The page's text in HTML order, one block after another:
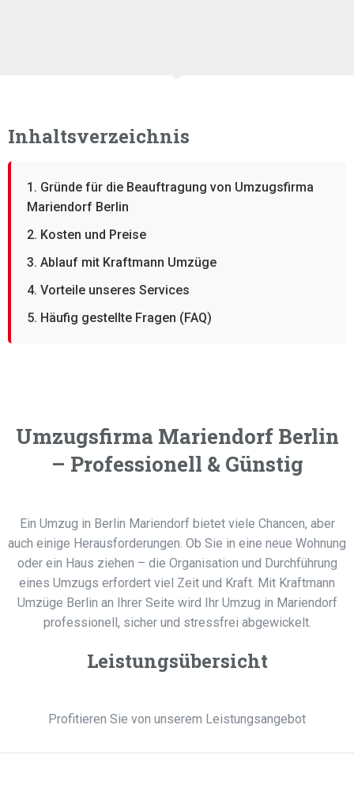
Inhaltsverzeichnis
1. Gründe für die Beauftragung von Umzugsfirma
Mariendorf Berlin
2. Kosten und Preise
3. Ablauf mit Kraftmann Umzüge
4. Vorteile unseres Services
5. Häufig gestellte Fragen (FAQ)
Umzugsfirma Mariendorf Berlin
– Professionell & Günstig
Ein Umzug in Berlin Mariendorf bietet viele Chancen, aber
auch einige Herausforderungen. Ob Sie in eine neue Wohnung
oder ein Haus ziehen – die Organisation und Durchführung
eines Umzugs erfordert viel Zeit und Kraft. Mit Kraftmann
Umzüge Berlin an Ihrer Seite wird Ihr Umzug in Mariendorf
professionell, sicher und stressfrei abgewickelt.
Leistungsübersicht
Profitieren Sie von unserem Leistungsangebot